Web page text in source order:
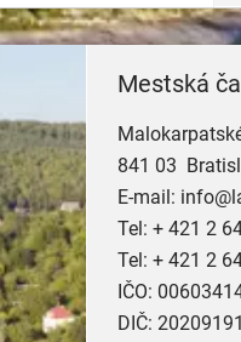
Mestská
841 03
E-mail:
Tel:+ 421 2
Tel:+ 421 2
IČO:
DIČ: